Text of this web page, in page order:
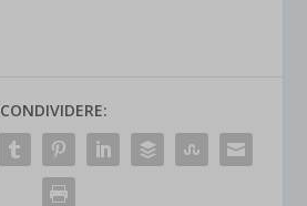
CONDIVIDERE: